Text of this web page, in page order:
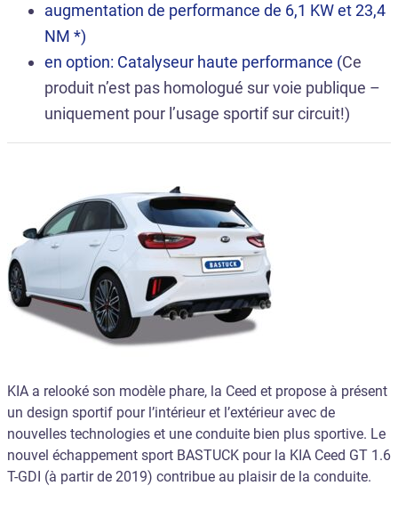
augmentation de performance de 6,1 KW et 23,4
NM *)
en option: Catalyseur haute performance (Ce
produit n’est pas homologué sur voie publique –
uniquement pour l’usage sportif sur circuit!)
KIA a relooké son modèle phare, la Ceed et propose à présent
un design sportif pour l’intérieur et l’extérieur avec de
nouvelles technologies et une conduite bien plus sportive. Le
nouvel échappement sport BASTUCK pour la KIA Ceed GT 1.6
T-GDI (à partir de 2019) contribue au plaisir de la conduite.